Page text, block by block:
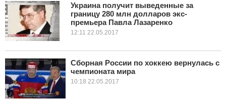
ЭКОНОМИКА
В МИРЕ
ОБЩЕСТВО
КУЛЬТУРА
Украина получит выведенные за
границу 280 млн долларов экс-
премьера Павла Лазаренко
12:11 22.05.2017
Сборная России по хоккею вернулась с
чемпионата мира
10:18 22.05.2017